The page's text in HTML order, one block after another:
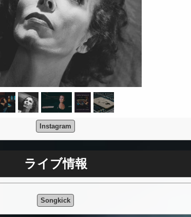
Instagram
ライブ情報
Songkick